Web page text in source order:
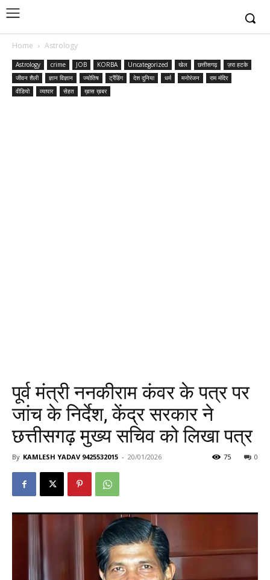
Home Astrology
Astrology crime JOB KORBA Uncategorized खेल छत्तीसगढ़
ज़रा हटके
जीवन शैली
ज्ञान विज्ञान ज्योतिष ट्रैंडिंग देश दुनिया धर्म मनोरंजन
राम मंदिर
वीडियो
व्यापार सेहत ख़ास ख़बर
पूर्व मंत्री ननकीराम कंवर के पत्र पर
जांच के निर्देश, केंद्र सरकार ने
छत्तीसगढ़ मुख्य सचिव को लिखा पत्र
By KAMLESH YADAV 9425532015 - 20/01/2026 0
75